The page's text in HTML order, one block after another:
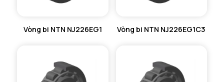
Vòng bi NTN NJ226EG1 Vòng bi NTN NJ226EG1C3